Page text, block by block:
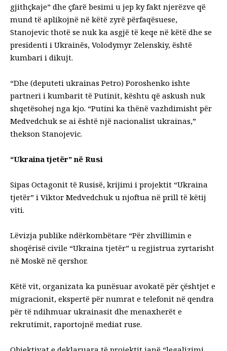
gjithçkaje” dhe çfarë besimi u jep ky fakt njerëzve që
mund të aplikojnë në këtë zyrë përfaqësuese,
Stanojevic thotë se nuk ka asgjë të keqe në këtë dhe se
presidenti i Ukrainës, Volodymyr Zelenskiy, është
kumbari i dikujt.
“Dhe (deputeti ukrainas Petro) Poroshenko ishte
partneri i kumbarit të Putinit, kështu që askush nuk
shqetësohej nga kjo. “Putini ka thënë vazhdimisht për
Medvedchuk se ai është një nacionalist ukrainas,”
thekson Stanojevic.
“Ukraina tjetër” në Rusi
Sipas Octagonit të Rusisë, krijimi i projektit “Ukraina
tjetër” i Viktor Medvedchuk u njoftua në prill të këtij
viti.
Lëvizja publike ndërkombëtare “Për zhvillimin e
shoqërisë civile “Ukraina tjetër” u regjistrua zyrtarisht
në Moskë në qershor.
Këtë vit, organizata ka punësuar avokatë për çështjet e
migracionit, ekspertë për numrat e telefonit në qendra
për të ndihmuar ukrainasit dhe menaxherët e
rekrutimit, raportojnë mediat ruse.